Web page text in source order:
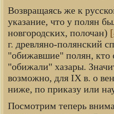
Возвращаясь же к
указание, что у полян
новгородских, полочан)
г. древляно-полянский
"обижавшие" полян, кто
"обижали" хазары.
возможно, для IX в. о
ниже, по приказу или
Посмотрим теперь